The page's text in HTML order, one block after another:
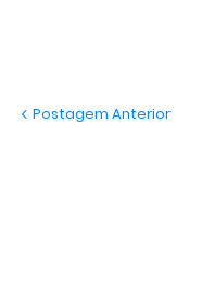
Postagem Anterior